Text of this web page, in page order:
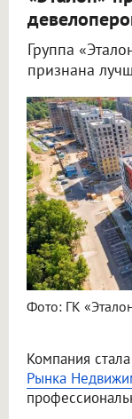
Группа
признана
Фото: ГК
Компания
Рынка